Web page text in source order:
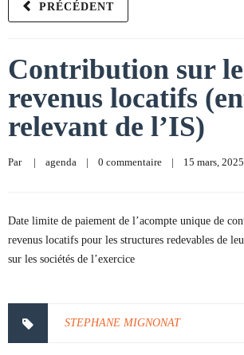
PRÉCÉDENT
Contribution sur
revenus locatifs
relevant de l’IS)
Par | agenda | 0 commentaire | 15 mars,
Date limite de paiement de l’acompte unique de
revenus locatifs pour les structures redevables de
sur les sociétés de l’exercice
STEPHANE MIGNONAT